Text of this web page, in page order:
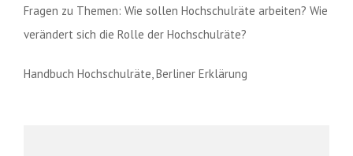
Fragen zu Themen: Wie sollen Hochschulräte arbeiten? Wie
verändert sich die Rolle der Hochschulräte?
Handbuch Hochschulräte, Berliner Erklärung